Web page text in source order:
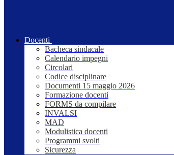
Docenti
Bacheca sindacale
Calendario impegni
Circolari
Codice disciplinare
Documenti 15 maggio 2026
Formazione docenti
FORMS da compilare
INVALSI
MAD
Modulistica docenti
Programmi svolti
Sicurezza